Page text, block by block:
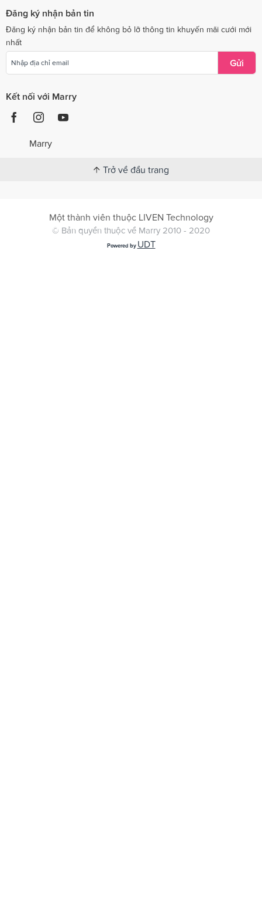
Đăng ký nhận bản tin
Đăng ký nhận bản tin để không bỏ lỡ thông tin khuyến mãi cưới mới
nhất
Gửi
Kết nối với Marry
Marry
Trở về đầu trang
Một thành viên thuộc LIVEN Technology
© Bản quyền thuộc về Marry 2010 - 2020
Powered by UDT